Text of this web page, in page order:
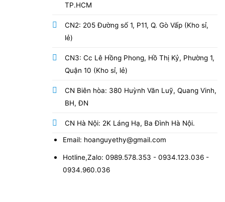
TP.HCM
CN2: 205 Đường số 1, P11, Q. Gò Vấp (Kho sỉ,
lẻ)
CN3: Cc Lê Hồng Phong, Hồ Thị Kỷ, Phường 1,
Quận 10 (Kho sỉ, lẻ)
CN Biên hòa: 380 Huỳnh Văn Luỹ, Quang Vinh,
BH, ĐN
CN Hà Nội: 2K Láng Hạ, Ba Đình Hà Nội.
Email: hoanguyethy@gmail.com
Hotline,Zalo: 0989.578.353 - 0934.123.036 -
0934.960.036